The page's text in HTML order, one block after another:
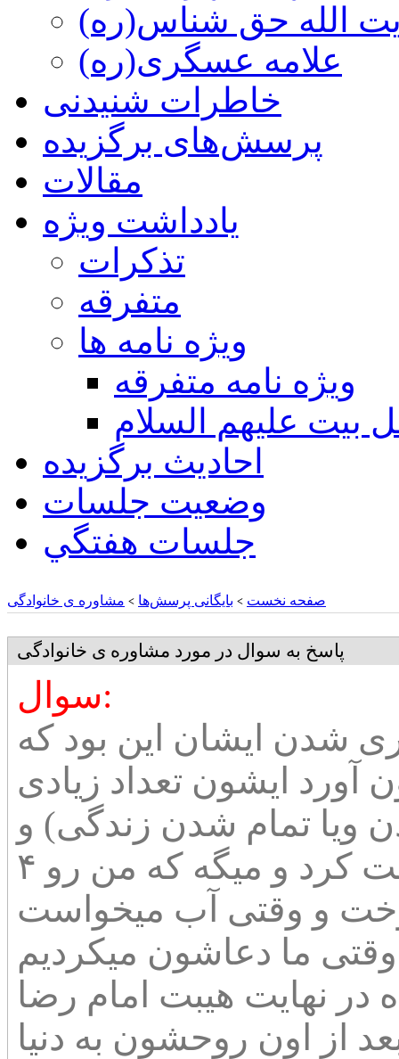
الله حق شناس(ره)
علامه عسگری(ره)
خاطرات شنیدنی
پرسش‌های برگزیده
مقالات
یادداشت ویژه
تذكرات
متفرقه
ويژه نامه ها
ويژه نامه متفرقه
بيت عليهم السلام
احادیث برگزیده
وضعیت جلسات
جلسات هفتگي
صفحه نخست > بایگانی پرسش‌ها > مشاوره ی خانوادگی
پاسخ به سوال در مورد مشاوره ی خانوادگی
سوال:
دلیل بستری شدن ایشان این بود که
آورد ایشون تعداد زیادی
ویا تمام شدن زندگی) و
به حدی رسیدند که روح مفارقت کرد و میگه که من رو ۴
و وقتی آب میخواست
ما دعاشون میکردیم
در نهایت هیبت امام رضا
از اون روحشون به دنیا